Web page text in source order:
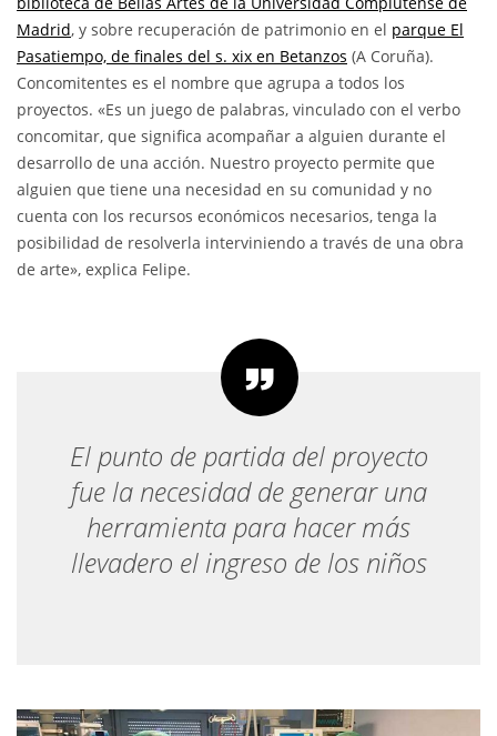
Madrid, y sobre recuperación de patrimonio en el parque El
Pasatiempo, de finales del s. xix en Betanzos (A Coruña).
Concomitentes es el nombre que agrupa a todos los
proyectos. «Es un juego de palabras, vinculado con el verbo
concomitar, que significa acompañar a alguien durante el
desarrollo de una acción. Nuestro proyecto permite que
alguien que tiene una necesidad en su comunidad y no
cuenta con los recursos económicos necesarios, tenga la
posibilidad de resolverla interviniendo a través de una obra
de arte», explica Felipe.
El punto de partida del proyecto
fue la necesidad de generar una
herramienta para hacer más
llevadero el ingreso de los niños